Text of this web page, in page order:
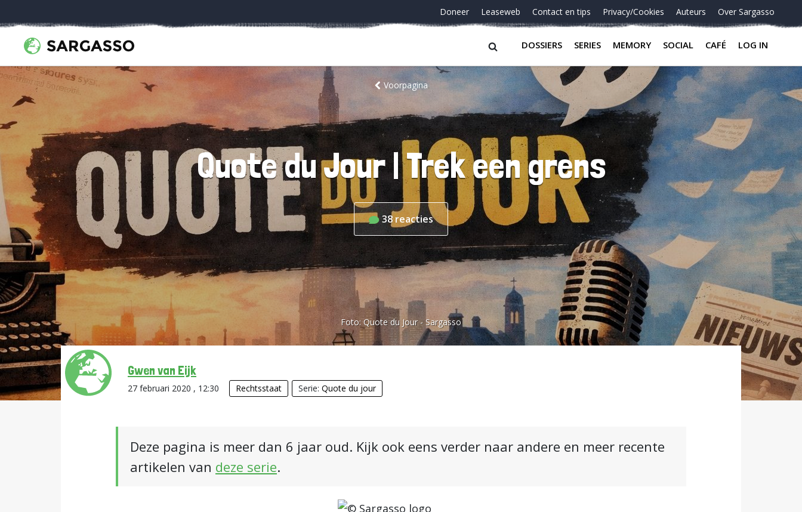
Doneer Leaseweb Contact en tips Privacy/Cookies Auteurs Over Sargasso
DOSSIERS SERIES MEMORY SOCIAL CAFÉ LOG IN
Voorpagina
Quote du Jour | Trek een grens
38 reacties
Foto:Quote du Jour - Sargasso
Gwen van Eijk
27 februari 2020 , 12:30 Rechtsstaat Serie: Quote du jour
Deze pagina is meer dan 6 jaar oud. Kijk ook eens verder naar andere en meer recente
artikelen van deze serie.